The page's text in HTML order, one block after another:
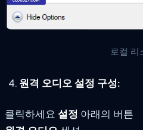
로컬 리
원격 오디오 설정 구성:
클릭하세요 설정 아래의 버튼